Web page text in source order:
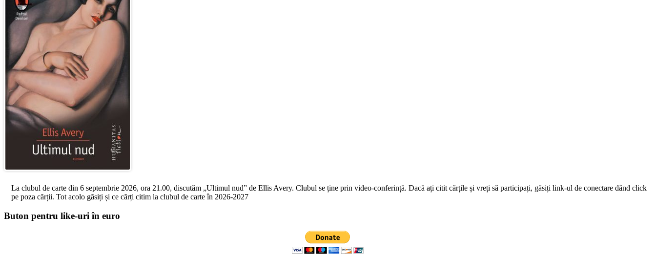
La clubul de carte din 6 septembrie 2026, ora 21.00, discutăm „Ultimul nud” de Ellis Avery. Clubul se ține prin video-conferință. Dacă ați citit cărțile și vreți să participați, găsiți link-ul de conectare dând click
pe poza cărții. Tot acolo găsiți și ce cărți citim la clubul de carte în 2026-2027
Buton pentru like-uri în euro